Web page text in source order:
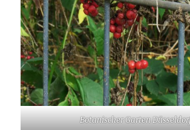
Botanischer Garten